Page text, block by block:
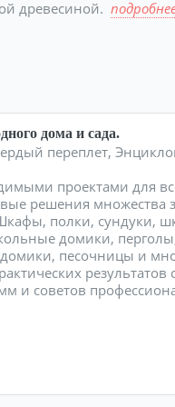
древесиной.
дома и сада.
переплет,
проектами для
решения множества
полки, сундуки,
домики,
песочницы и
и советов